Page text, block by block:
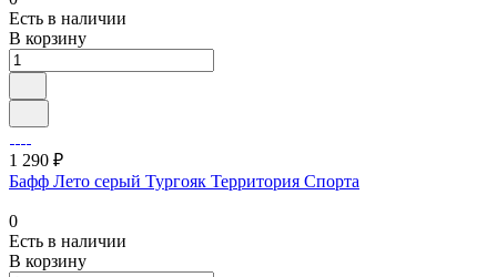
Есть в наличии
В корзину
1 290 ₽
Бафф Лето серый Тургояк Территория Спорта
0
Есть в наличии
В корзину